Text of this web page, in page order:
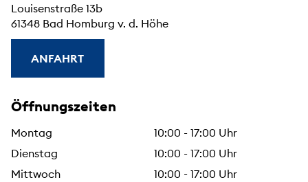
Louisenstraße 13b
61348 Bad Homburg v. d. Höhe
ANFAHRT
Öffnungszeiten
Montag
10:00 - 17:00 Uhr
Dienstag
10:00 - 17:00 Uhr
Mittwoch
10:00 - 17:00 Uhr